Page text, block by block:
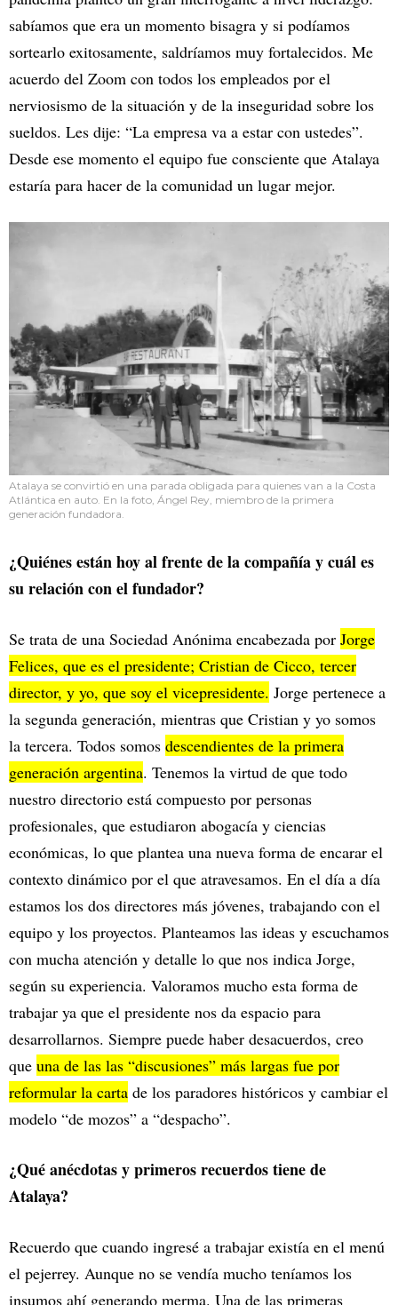
sabíamos que era un momento bisagra y si podíamos
sortearlo exitosamente, saldríamos muy fortalecidos. Me
acuerdo del Zoom con todos los empleados por el
nerviosismo de la situación y de la inseguridad sobre los
sueldos. Les dije: “La empresa va a estar con ustedes”.
Desde ese momento el equipo fue consciente que Atalaya
estaría para hacer de la comunidad un lugar mejor.
Atalaya se convirtió en una parada obligada para quienes van a la Costa
Atlántica en auto. En la foto, Ángel Rey, miembro de la primera
generación fundadora.
¿Quiénes están hoy al frente de la compañía y cuál es
su relación con el fundador?
Se trata de una Sociedad Anónima encabezada por Jorge
Felices, que es el presidente; Cristian de Cicco, tercer
director, y yo, que soy el vicepresidente. Jorge pertenece a
la segunda generación, mientras que Cristian y yo somos
la tercera. Todos somos descendientes de la primera
generación argentina. Tenemos la virtud de que todo
nuestro directorio está compuesto por personas
profesionales, que estudiaron abogacía y ciencias
económicas, lo que plantea una nueva forma de encarar el
contexto dinámico por el que atravesamos. En el día a día
estamos los dos directores más jóvenes, trabajando con el
equipo y los proyectos. Planteamos las ideas y escuchamos
con mucha atención y detalle lo que nos indica Jorge,
según su experiencia. Valoramos mucho esta forma de
trabajar ya que el presidente nos da espacio para
desarrollarnos. Siempre puede haber desacuerdos, creo
que una de las las “discusiones” más largas fue por
reformular la carta de los paradores históricos y cambiar el
modelo “de mozos” a “despacho”.
¿Qué anécdotas y primeros recuerdos tiene de
Atalaya?
Recuerdo que cuando ingresé a trabajar existía en el menú
el pejerrey. Aunque no se vendía mucho teníamos los
insumos ahí generando merma. Una de las primeras